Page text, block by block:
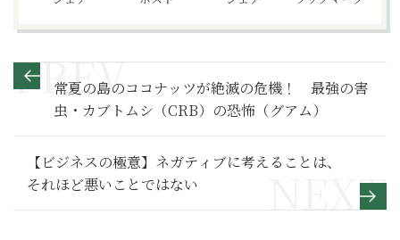
常夏の島のココナッツが絶滅の危機！ 最強の害
虫・カブトムシ（CRB）の恐怖（グアム）
【ビジネスの極意】ネガティブに考えることは、
それほど悪いことではない